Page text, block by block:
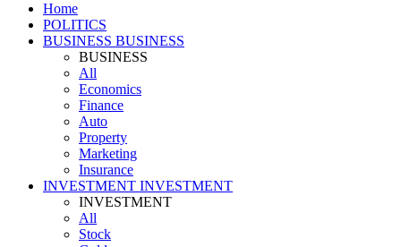
Home
POLITICS
BUSINESS BUSINESS
BUSINESS
All
Economics
Finance
Auto
Property
Marketing
Insurance
INVESTMENT INVESTMENT
INVESTMENT
All
Stock